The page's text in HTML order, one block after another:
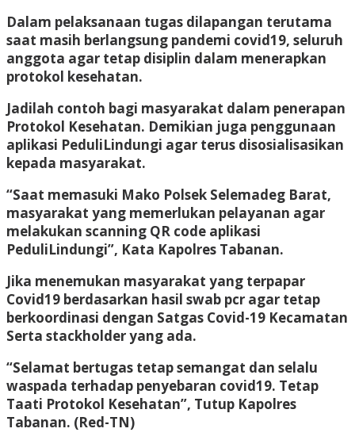
Dalam pelaksanaan tugas dilapangan terutama
saat masih berlangsung pandemi covid19, seluruh
anggota agar tetap disiplin dalam menerapkan
protokol kesehatan.
Jadilah contoh bagi masyarakat dalam penerapan
Protokol Kesehatan. Demikian juga penggunaan
aplikasi PeduliLindungi agar terus disosialisasikan
kepada masyarakat.
“Saat memasuki Mako Polsek Selemadeg Barat,
masyarakat yang memerlukan pelayanan agar
melakukan scanning QR code aplikasi
PeduliLindungi”, Kata Kapolres Tabanan.
Jika menemukan masyarakat yang terpapar
Covid19 berdasarkan hasil swab pcr agar tetap
berkoordinasi dengan Satgas Covid-19 Kecamatan
Serta stackholder yang ada.
“Selamat bertugas tetap semangat dan selalu
waspada terhadap penyebaran covid19. Tetap
Taati Protokol Kesehatan”, Tutup Kapolres
Tabanan. (Red-TN)